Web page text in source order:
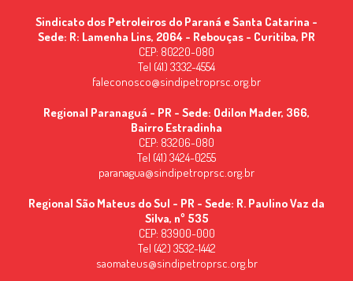
Sindicato dos Petroleiros do Paraná e Santa Catarina -
Sede: R: Lamenha Lins, 2064 - Rebouças - Curitiba, PR
CEP: 80220-080
Tel (41) 3332-4554
faleconosco@sindipetroprsc.org.br
Regional Paranaguá - PR - Sede: Odilon Mader, 366,
Bairro Estradinha
CEP: 83206-080
Tel (41) 3424-0255
paranagua@sindipetroprsc.org.br
Regional São Mateus do Sul - PR - Sede: R. Paulino Vaz da
Silva, nº 535
CEP: 83900-000
Tel (42) 3532-1442
saomateus@sindipetroprsc.org.br